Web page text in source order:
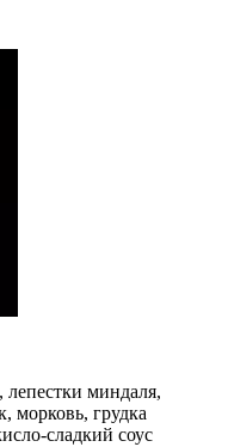
миндаля,
морковь, грудка
сладкий соус